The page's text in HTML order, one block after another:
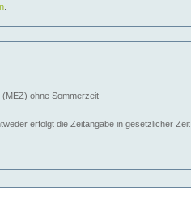
ohne Sommerzeit
erfolgt die Zeitangabe in gesetzlicher Zeit